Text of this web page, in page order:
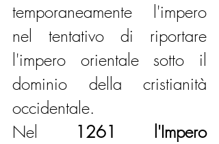
temporaneamente l'impero
nel tentativo di riportare
l'impero orientale sotto il
dominio della cristianità
occidentale.
Nel
1261 l'Impero